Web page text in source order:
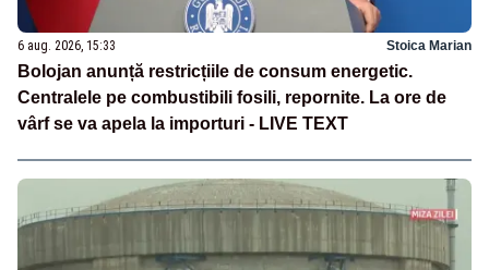
6 aug. 2026, 15:33 Stoica Marian
Bolojan anunță restricțiile de consum energetic.
Centralele pe combustibili fosili, repornite. La ore de
vârf se va apela la importuri - LIVE TEXT